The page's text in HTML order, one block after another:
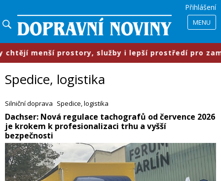
Přihlášení
MENU
služby i lepší prostředí pro zaměstnance
Spedice, logistika
Silniční doprava Spedice, logistika
​Dachser: Nová regulace tachografů od července 2026
je krokem k profesionalizaci trhu a vyšší
bezpečnosti